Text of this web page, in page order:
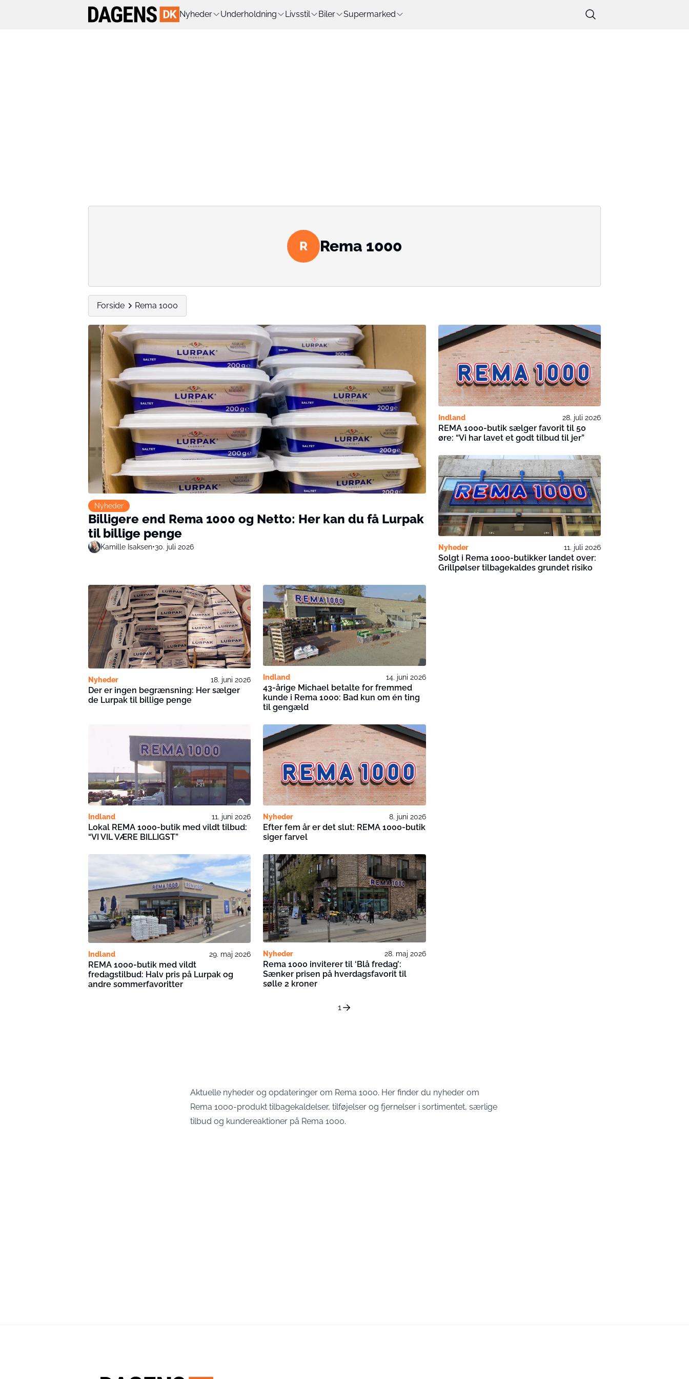
Nyheder Underholdning Livsstil Biler Supermarked
R Rema 1000
Forside Rema 1000
Nyheder
Billigere end Rema 1000 og Netto: Her kan du få Lurpak
til billige penge
Kamille Isaksen•30. juli 2026
Indland 28. juli 2026
REMA 1000-butik sælger favorit til 50
øre: “Vi har lavet et godt tilbud til jer”
Nyheder 11. juli 2026
Solgt i Rema 1000-butikker landet over:
Grillpølser tilbagekaldes grundet risiko
Nyheder 18. juni 2026
Der er ingen begrænsning: Her sælger
de Lurpak til billige penge
Indland 14. juni 2026
43-årige Michael betalte for fremmed
kunde i Rema 1000: Bad kun om én ting
til gengæld
Indland 11. juni 2026
Lokal REMA 1000-butik med vildt tilbud:
“VI VIL VÆRE BILLIGST”
Nyheder 8. juni 2026
Efter fem år er det slut: REMA 1000-butik
siger farvel
Indland 29. maj 2026
REMA 1000-butik med vildt
fredagstilbud: Halv pris på Lurpak og
andre sommerfavoritter
Nyheder 28. maj 2026
Rema 1000 inviterer til ‘Blå fredag’:
Sænker prisen på hverdagsfavorit til
sølle 2 kroner
1
Aktuelle nyheder og opdateringer om Rema 1000. Her finder du nyheder om
Rema 1000-produkt tilbagekaldelser, tilføjelser og fjernelser i sortimentet, særlige
tilbud og kundereaktioner på Rema 1000.